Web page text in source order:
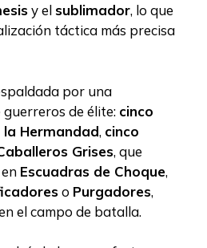
y elsublimador, lo que
táctica más precisa
por una
de élite: cinco
Hermandad, cinco
Grises, que
Escuadras de Choque,
o Purgadores,
el campo de batalla.